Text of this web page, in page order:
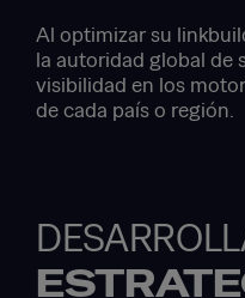
Al optimizar su
la autoridad global de
visibilidad en los
de cada país o región.